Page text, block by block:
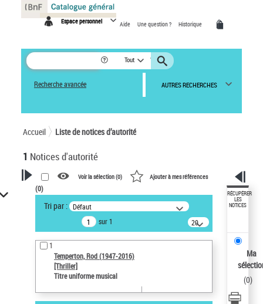
Espace personnel Aide Une question ? Historique
Tout
Recherche avancée AUTRES RECHERCHES
Accueil Liste de notices d’autorité
1 Notices d'autorité
VOTRE RECHERCHE
Recherche avancée dans les
notices d’autorité
Œuvres liées à l'auteur :
Temperton, Rod (1947-2016)
Auteur d’œuvre
Voir la sélection (0) Ajouter à mes références
(0)
Tri par : Défaut
sur 1
20
résultats/page
1
Temperton, Rod (1947-2016)
[Thriller]
Titre uniforme musical
RÉCUPÉRER
LES
NOTICES
Ma
(0)
Panneau de gestion des cookies